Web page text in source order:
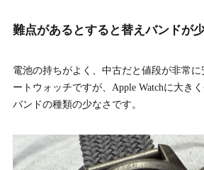
難点があるとすると替えバンドが
電池の持ちがよく、中古だと値段が非常に
ートウォッチですが、Apple Watchに大き
バンドの種類の少なさです。